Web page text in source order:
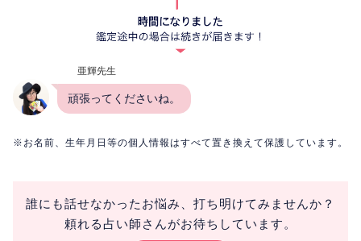
亜輝先生
頑張ってくださいね。
※お名前、生年月日等の個人情報はすべて置き換えて保護しています。
誰にも話せなかったお悩み、打ち明けてみませんか？
頼れる占い師さんがお待ちしています。